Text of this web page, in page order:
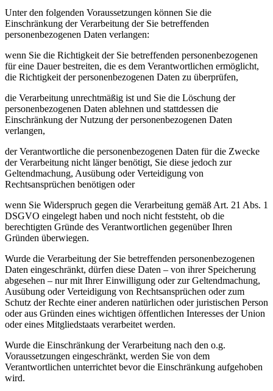
Unter den folgenden Voraussetzungen können Sie die
Einschränkung der Verarbeitung der Sie betreffenden
personenbezogenen Daten verlangen:
wenn Sie die Richtigkeit der Sie betreffenden personenbezogenen
für eine Dauer bestreiten, die es dem Verantwortlichen ermöglicht,
die Richtigkeit der personenbezogenen Daten zu überprüfen,
die Verarbeitung unrechtmäßig ist und Sie die Löschung der
personenbezogenen Daten ablehnen und stattdessen die
Einschränkung der Nutzung der personenbezogenen Daten
verlangen,
der Verantwortliche die personenbezogenen Daten für die Zwecke
der Verarbeitung nicht länger benötigt, Sie diese jedoch zur
Geltendmachung, Ausübung oder Verteidigung von
Rechtsansprüchen benötigen oder
wenn Sie Widerspruch gegen die Verarbeitung gemäß Art. 21 Abs. 1
DSGVO eingelegt haben und noch nicht feststeht, ob die
berechtigten Gründe des Verantwortlichen gegenüber Ihren
Gründen überwiegen.
Wurde die Verarbeitung der Sie betreffenden personenbezogenen
Daten eingeschränkt, dürfen diese Daten – von ihrer Speicherung
abgesehen – nur mit Ihrer Einwilligung oder zur Geltendmachung,
Ausübung oder Verteidigung von Rechtsansprüchen oder zum
Schutz der Rechte einer anderen natürlichen oder juristischen Person
oder aus Gründen eines wichtigen öffentlichen Interesses der Union
oder eines Mitgliedstaats verarbeitet werden.
Wurde die Einschränkung der Verarbeitung nach den o.g.
Voraussetzungen eingeschränkt, werden Sie von dem
Verantwortlichen unterrichtet bevor die Einschränkung aufgehoben
wird.